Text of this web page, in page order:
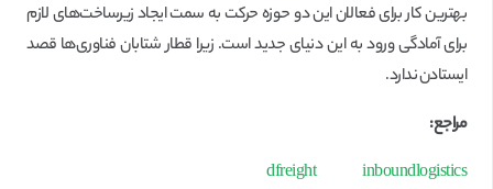
بهترین کار برای فعالان این دو حوزه حرکت به سمت ایجاد زیرساخت‌های لازم
برای آمادگی ورود به این دنیای جدید است. زیرا قطار شتابان فناوری‌‌ها قصد
ایستادن ندارد.
مراجع:
dfreight
inboundlogistics